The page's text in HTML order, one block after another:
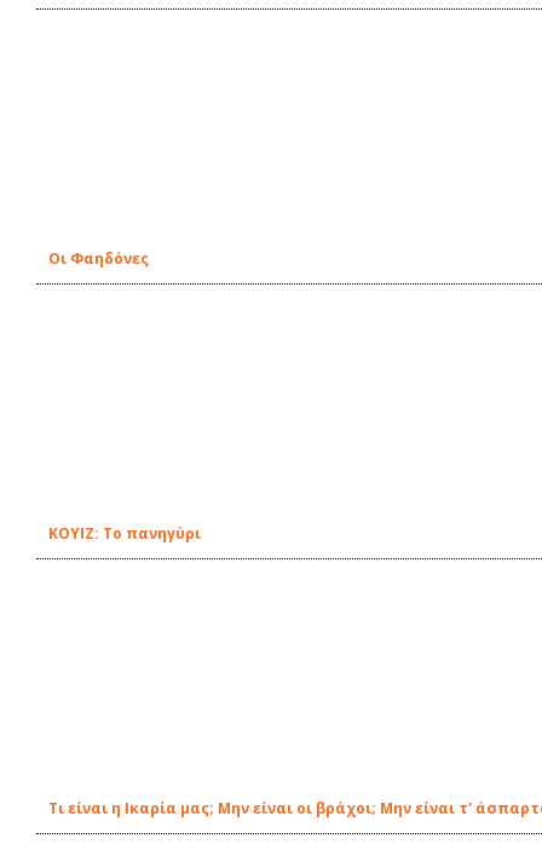
Οι Φαηδόνες
ΚΟΥΙΖ: Το πανηγύρι
Τι είναι η Ικαρία μας; Μην είναι οι βράχοι; Μην είναι τ'